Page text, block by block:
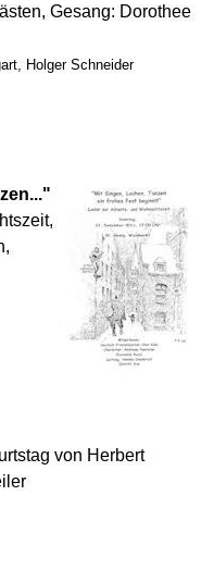
Gesang: Dorothee
Holger Schneider
von Herbert